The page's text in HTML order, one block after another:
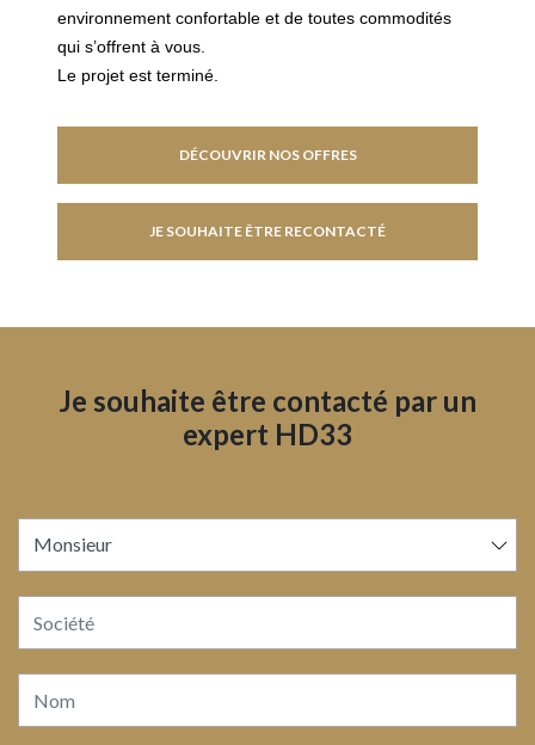
environnement confortable et de toutes commodités
qui s’offrent à vous.
Le projet est terminé.
DÉCOUVRIR NOS OFFRES
JE SOUHAITE ÊTRE RECONTACTÉ
Je souhaite être contacté par un
expert HD33